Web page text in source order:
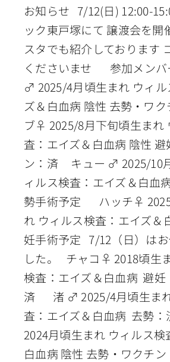
お知らせ 7/12(日) 12:00-
ック東戸塚にて 譲渡会を
スタでも紹介しております
くださいませ 参加メン
♂ 2025/4月頃生まれ ウィル
ズ＆白血病 陰性 去勢・ワ
ブ♀ 2025/8月下旬頃生まれ
査：エイズ＆白血病 陰性 避
ン：済 キュー ♂ 2025/10
ィルス検査：エイズ＆白血
勢手術予定 ハッチ♀
れ ウィルス検査：エイズ＆
妊手術予定 7/12（日）はお
した。 チャコ♀ 2018頃生
検査：エイズ＆白血病 避妊
済 渚 ♂ 2025/4月頃生ま
査：エイズ＆白血病 去勢
2024月頃生まれ ウィルス検
白血病 陰性 去勢・ワクチ